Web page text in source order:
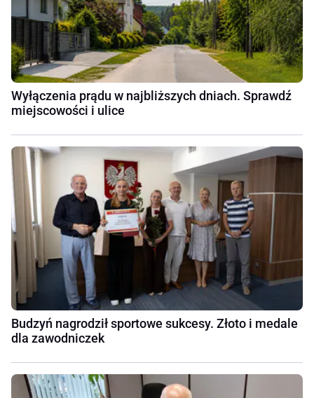
Wyłączenia prądu w najbliższych dniach. Sprawdź
miejscowości i ulice
Budzyń nagrodził sportowe sukcesy. Złoto i medale
dla zawodniczek